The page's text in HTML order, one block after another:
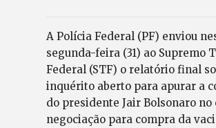
A Polícia Federal (PF) enviou
segunda-feira (31) ao Supremo
Federal (STF) o relatório final
inquérito aberto para apurar a
do presidente Jair Bolsonaro no
negociação para compra da